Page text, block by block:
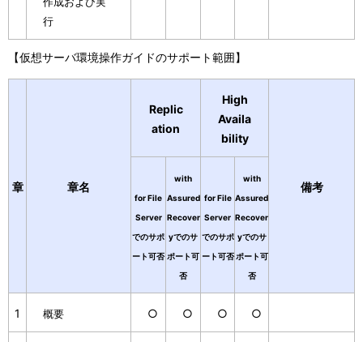
行
【仮想サーバ環境操作ガイドのサポート範囲】
章 章名
Replic
ation
High
Availa
bility
備考
for File
Server
でのサポ
ート可否
with
Assured
Recover
yでのサ
ポート可
否
for File
Server
でのサポ
ート可否
with
Assured
Recover
yでのサ
ポート可
否
1 概要 ○ ○ ○ ○